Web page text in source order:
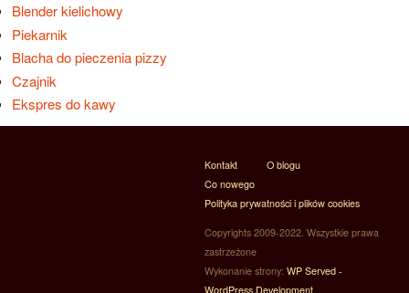
Blender kielichowy
Piekarnik
Blacha do pieczenia pizzy
Czajnik
Ekspres do kawy
Kontakt
O blogu
Co nowego
Polityka prywatności i plików cookies
Copyrights 2009-2022. Wszystkie prawa
zastrzeżone
Wykonanie strony: WP Served -
WordPress Development